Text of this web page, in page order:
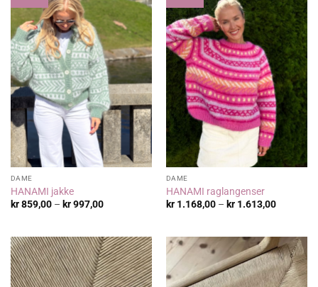
DAME
HANAMI jakke
kr859,00 – kr997,00Prisområde:
DAME
HANAMI raglangenser
kr1.168,00 – kr1.613,00